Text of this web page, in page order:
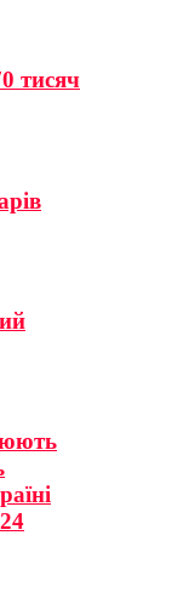
тисяч